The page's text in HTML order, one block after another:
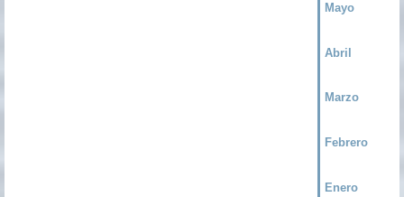
Mayo
Abril
Marzo
Febrero
Enero